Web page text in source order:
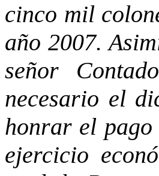
cinco mil
año 2007.
señor
necesario el
honrar el pago
ejercicio